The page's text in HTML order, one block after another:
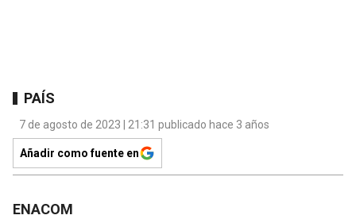
PAÍS
7 de agosto de 2023 | 21:31 publicado hace 3 años
Añadir como fuente en
ENACOM